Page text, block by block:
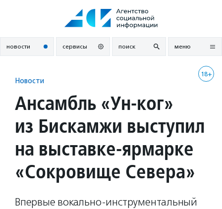
новости сервисы поиск меню
18+
Новости
Ансамбль «Ун-ког»
из Бискамжи выступил
на выставке-ярмарке
«Сокровище Севера»
Впервые вокально-инструментальный